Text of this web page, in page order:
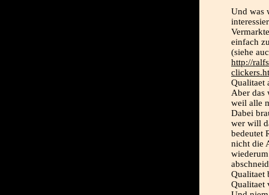
Und was
einfach
(siehe
http://
Qualitaet
Aber das
weil alle
Dabei
wer will
bedeutet
nicht die
Qualitaet
Qualitaet